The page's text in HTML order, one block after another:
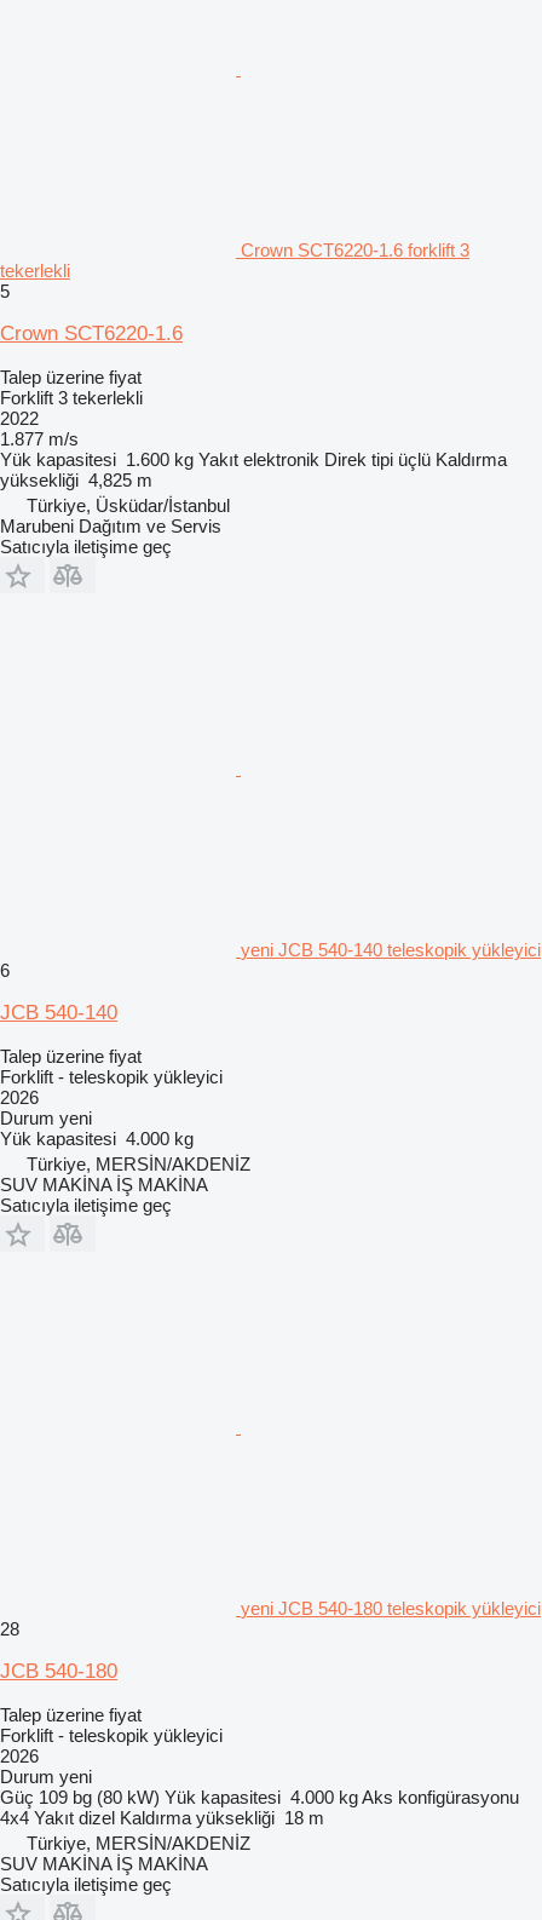
Crown SCT6220-1.6 forklift 3
tekerlekli
5
Crown SCT6220-1.6
Talep üzerine fiyat
Forklift 3 tekerlekli
2022
1.877 m/s
Yük kapasitesi 1.600 kg Yakıt elektronik Direk tipi üçlü Kaldırma
yüksekliği 4,825 m
Türkiye, Üsküdar/İstanbul
Marubeni Dağıtım ve Servis
Satıcıyla iletişime geç
yeni JCB 540-140 teleskopik yükleyici
6
JCB 540-140
Talep üzerine fiyat
Forklift - teleskopik yükleyici
2026
Durum yeni
Yük kapasitesi 4.000 kg
Türkiye, MERSİN/AKDENİZ
SUV MAKİNA İŞ MAKİNA
Satıcıyla iletişime geç
yeni JCB 540-180 teleskopik yükleyici
28
JCB 540-180
Talep üzerine fiyat
Forklift - teleskopik yükleyici
2026
Durum yeni
Güç 109 bg (80 kW) Yük kapasitesi 4.000 kgAks konfigürasyonu
4x4 Yakıt dizel Kaldırma yüksekliği 18 m
Türkiye, MERSİN/AKDENİZ
SUV MAKİNA İŞ MAKİNA
Satıcıyla iletişime geç